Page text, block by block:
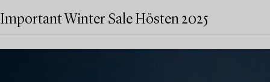
Important Winter Sale Hösten 2025